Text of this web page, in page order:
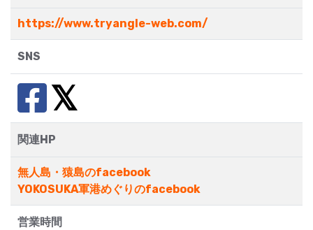
https://www.tryangle-web.com/
SNS
関連HP
無人島・猿島のfacebook
YOKOSUKA軍港めぐりのfacebook
営業時間